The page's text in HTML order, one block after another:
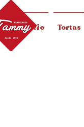
Inicio Tortas